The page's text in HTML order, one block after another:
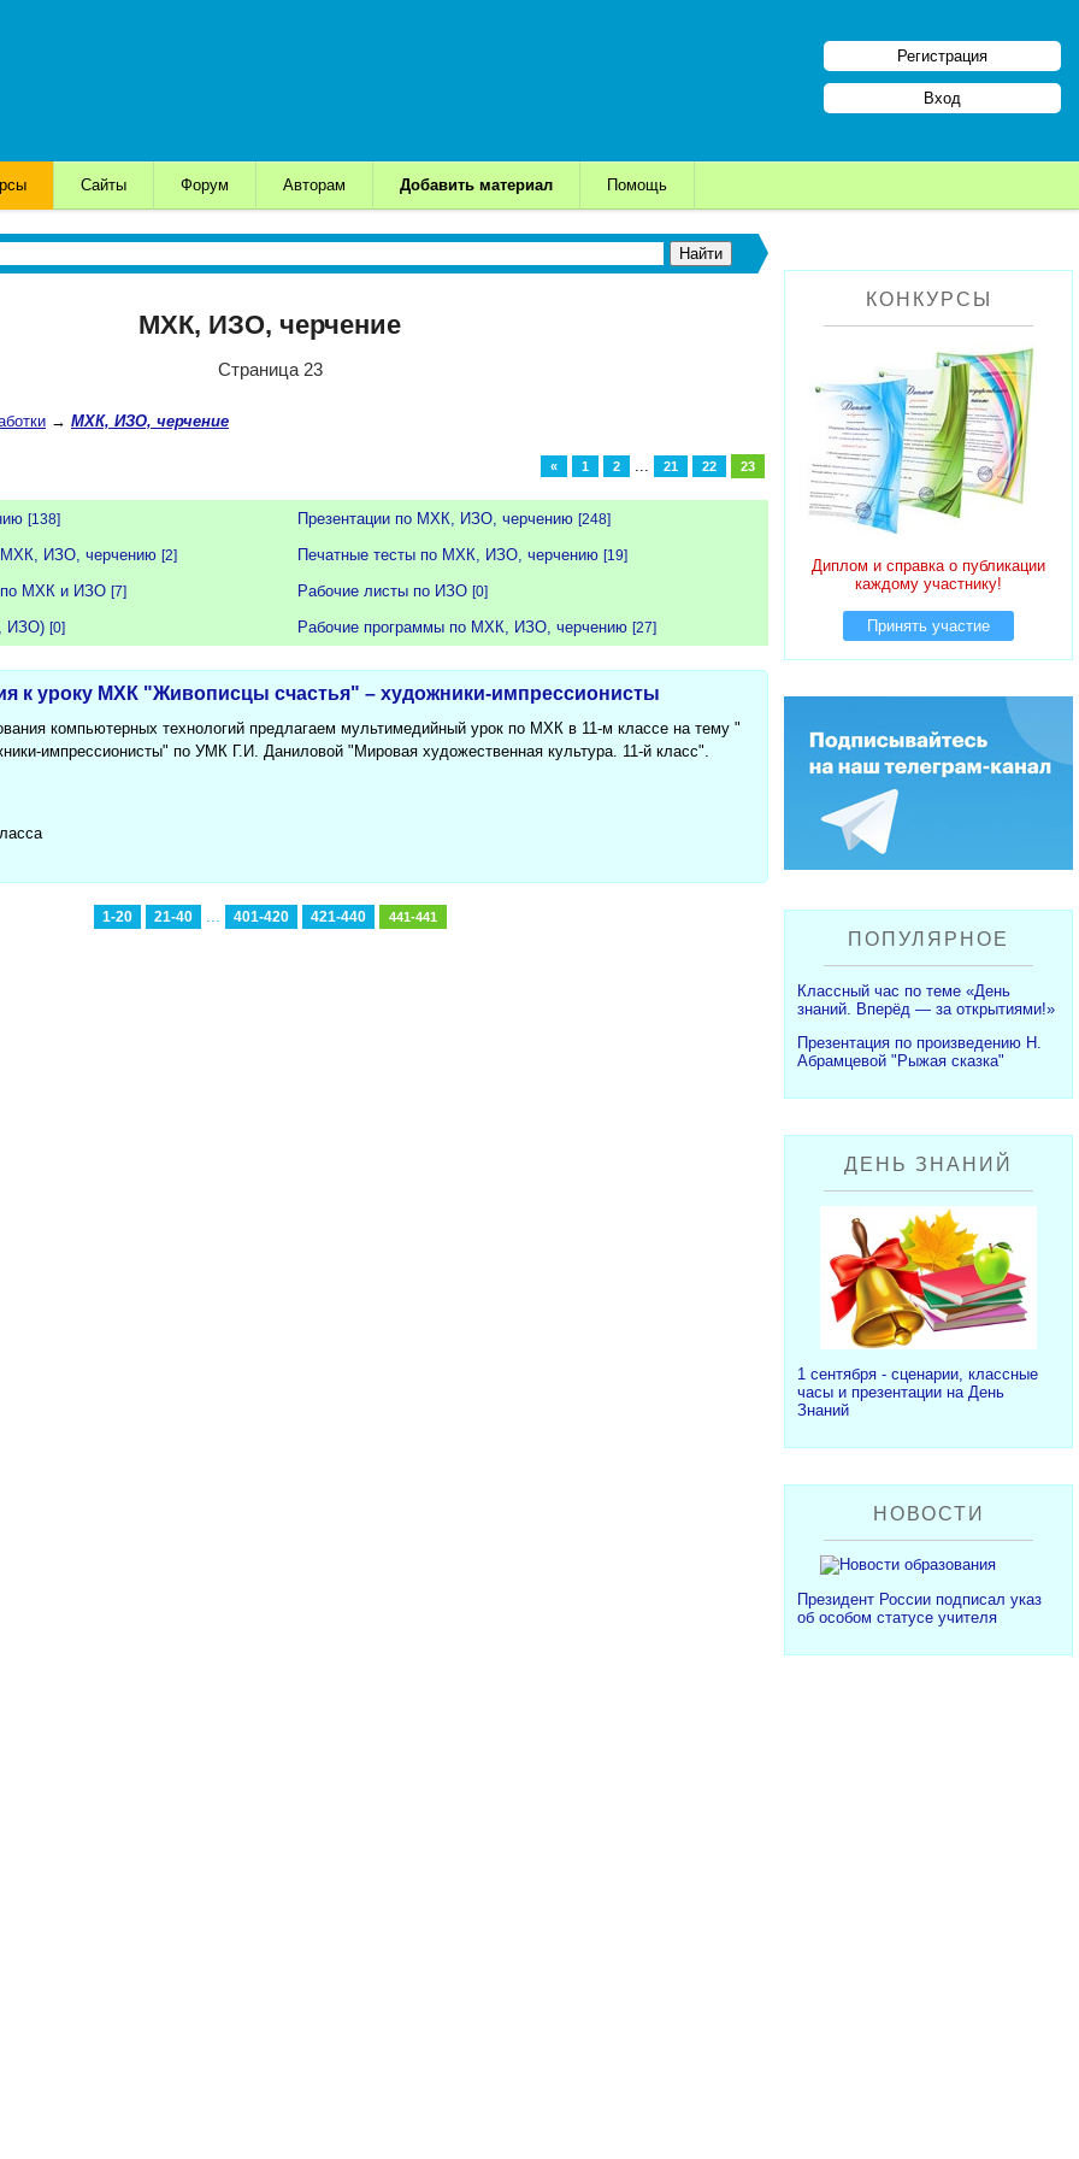
Регистрация
Вход
Сайты Форум Авторам Добавить материал Помощь
МХК, ИЗО, черчение
Страница 23
→ МХК, ИЗО, черчение
« 1 2 ... 21 22 23
[138] Презентации по МХК, ИЗО, черчению [248]
МХК, ИЗО, черчению [2] Печатные тесты по МХК, ИЗО, черчению [19]
по МХК и ИЗО [7] Рабочие листы по ИЗО [0]
ИЗО) [0] Рабочие программы по МХК, ИЗО, черчению [27]
к уроку МХК "Живописцы счастья" – художники-импрессионисты
компьютерных технологий предлагаем мультимедийный урок по МХК в 11-м классе на тему "
импрессионисты" по УМК Г.И. Даниловой "Мировая художественная культура. 11-й класс".
1-20 21-40 ... 401-420 421-440 441-441
КОНКУРСЫ
Диплом и справка о публикации
каждому участнику!
Принять участие
ПОПУЛЯРНОЕ
Классный час по теме «День
знаний. Вперёд — за открытиями!»
Презентация по произведению Н.
Абрамцевой "Рыжая сказка"
ДЕНЬ ЗНАНИЙ
1 сентября - сценарии, классные
часы и презентации на День
Знаний
НОВОСТИ
Президент России подписал указ
об особом статусе учителя